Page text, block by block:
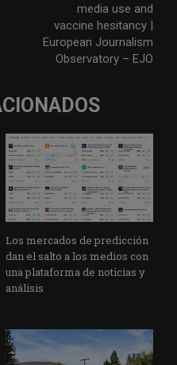
media use and
vaccine hesitancy |
European Journalism
Observatory – EJO
Los mercados de predicción
dan el salto a los medios con
una plataforma de noticias y
análisis